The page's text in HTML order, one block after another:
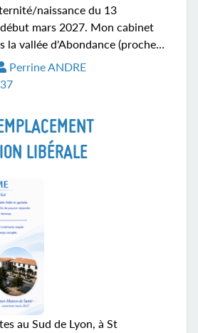
naissance du 13
2027. Mon cabinet
la vallée d'Abondance (proche
des pistes de ski), au sein
toute neuve. Cadre agréable.
entretien pré-post-nataux,
périnéale et suivi
et acupuncture
Perrine ANDRE
LIBÉRALE
au Sud de Lyon, à St